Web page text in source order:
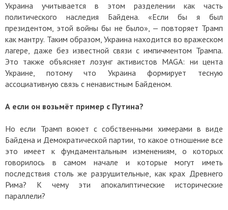
Украина учитывается в этом разделении как часть
политического наследия Байдена. «Если бы я был
президентом, этой войны бы не было», — повторяет Трамп
как мантру. Таким образом, Украина находится во вражеском
лагере, даже без известной связи с импичментом Трампа.
Это также объясняет лозунг активистов MAGA: ни цента
Украине, потому что Украина формирует тесную
ассоциативную связь с ненавистным Байденом.
А если он возьмёт пример с Путина?
Но если Трамп воюет с собственными химерами в виде
Байдена и Демократической партии, то какое отношение все
это имеет к фундаментальным изменениям, о которых
говорилось в самом начале и которые могут иметь
последствия столь же разрушительные, как крах Древнего
Рима? К чему эти апокалиптические исторические
параллели?